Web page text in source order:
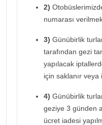
2)
numarası
3) Günübirlik
tarafından gezi
yapılacak
için saklanır veya
4) Günübirlik
geziye 3 günden
ücret iadesi